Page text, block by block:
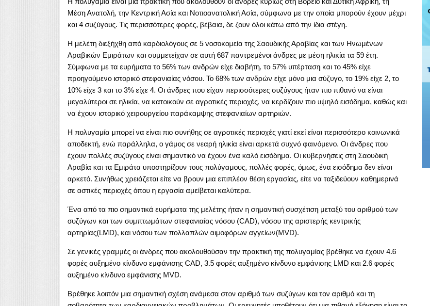
Μέση Ανατολή, την Κεντρική Ασία και Νοτιοανατολική Ασία, σύμφωνα με την οποία μπορούν έχουν μέχρι
και 4 συζύγους. Τις περισσότερες φορές, βέβαια, δε ζουν όλοι κάτω από την ίδια στέγη.
Η μελέτη διεξήχθη από καρδιολόγους σε 5 νοσοκομεία της Σαουδικής Αραβίας και των Ηνωμένων
Αραβικών Εμιράτων και συμμετείχαν σε αυτή 687 παντρεμένοι άνδρες με μέση ηλικία τα 59 έτη.
Σύμφωνα με τα ευρήματα το 56% των ανδρών είχε διαβήτη, το 57% υπέρταση και το 45% είχε
προηγούμενο ιστορικό στεφανιαίας νόσου. Το 68% των ανδρών είχε μόνο μια σύζυγο, το 19% είχε 2, το
10% είχε 3 και το 3% είχε 4. Οι άνδρες που είχαν περισσότερες συζύγους ήταν πιο πιθανό να είναι
μεγαλύτεροι σε ηλικία, να κατοικούν σε αγροτικές περιοχές, να κερδίζουν πιο υψηλό εισόδημα, καθώς και
να έχουν ιστορικό χειρουργείου παράκαμψης στεφανιαίων αρτηριών.
Η πολυγαμία μπορεί να είναι πιο συνήθης σε αγροτικές περιοχές γιατί εκεί είναι περισσότερο κοινωνικά
αποδεκτή, ενώ παράλληλα, ο γάμος σε νεαρή ηλικία είναι αρκετά συχνό φαινόμενο. Οι άνδρες που
έχουν πολλές συζύγους είναι σημαντικό να έχουν ένα καλό εισόδημα. Οι κυβερνήσεις στη Σαουδική
Αραβία και τα Εμιράτα υποστηρίζουν τους πολύγαμους, πολλές φορές, όμως, ένα εισόδημα δεν είναι
αρκετό. Συνήθως χρειάζεται είτε να βρουν μια επιπλέον θέση εργασίας, είτε να ταξιδεύουν καθημερινά
σε αστικές περιοχές όπου η εργασία αμείβεται καλύτερα.
Ένα από τα πιο σημαντικά ευρήματα της μελέτης ήταν η σημαντική συσχέτιση μεταξύ του αριθμού των
συζύγων και των συμπτωμάτων στεφανιαίας νόσου (CAD), νόσου της αριστερής κεντρικής
αρτηρίας(LMD), και νόσου των πολλαπλών αιμοφόρων αγγείων(MVD).
Σε γενικές γραμμές οι άνδρες που ακολουθούσαν την πρακτική της πολυγαμίας βρέθηκε να έχουν 4.6
φορές αυξημένο κίνδυνο εμφάνισης CAD, 3.5 φορές αυξημένο κίνδυνο εμφάνισης LMD και 2.6 φορές
αυξημένο κίνδυνο εμφάνισης MVD.
Βρέθηκε λοιπόν μια σημαντική σχέση ανάμεσα στον αριθμό των συζύγων και τον αριθμό και τη